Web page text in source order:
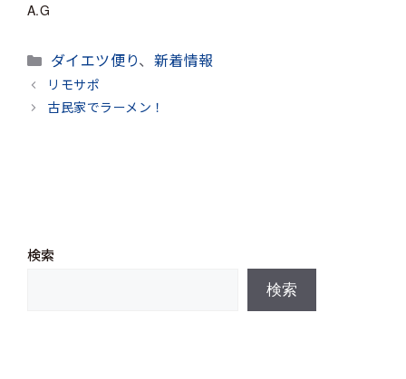
A.G
カ
テ
ゴ
ダイエツ便り、 新着情報
リモサポ
古民家でラーメン！
検索
検索